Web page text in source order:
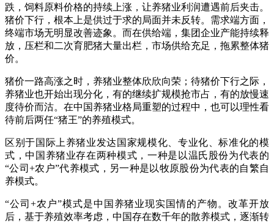
跌，饲料原料价格的持续上涨，让养猪业利润遭遇前后夹击。
猪价下行，根本上是供过于求的局面并未反转。需求端方面，
终端市场无明显改善迹象。而在供给端，集团企业产能持续释
放，压栏和二次育肥猪大量出栏，市场供给充足，拖累整体猪
价。
猪价一路高涨之时，养猪业整体欣欣向荣；待猪价下行之际，
养猪业也开始出现分化，有的继续扩规模抢市占，有的放慢速
度待价而沽。在中国养猪业格局重塑的过程中，也可以理性看
待前后两任“猪王”的养殖模式。
区别于国际上养猪业发达国家规模化、专业化、标准化的模
式，中国养猪业存在两种模式，一种是以温氏股份为代表的
“公司+农户”代养模式，另一种是以牧原股份为代表的自繁自
养模式。
“公司+农户”模式是中国养猪业现实国情的产物。改革开放
后，基于养殖效率考虑，中国存在数千年的散养模式，逐渐转